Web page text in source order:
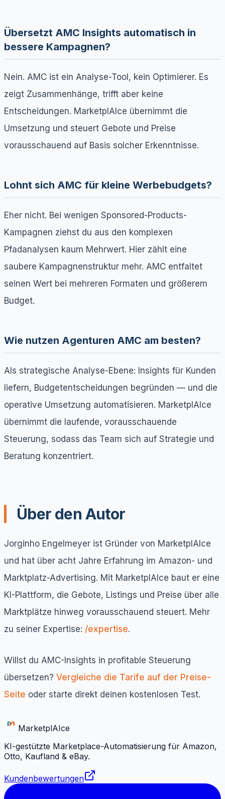
Übersetzt AMC Insights automatisch in
bessere Kampagnen?
Nein. AMC ist ein Analyse-Tool, kein Optimierer. Es
zeigt Zusammenhänge, trifft aber keine
Entscheidungen. MarketplAIce übernimmt die
Umsetzung und steuert Gebote und Preise
vorausschauend auf Basis solcher Erkenntnisse.
Lohnt sich AMC für kleine Werbebudgets?
Eher nicht. Bei wenigen Sponsored-Products-
Kampagnen ziehst du aus den komplexen
Pfadanalysen kaum Mehrwert. Hier zählt eine
saubere Kampagnenstruktur mehr. AMC entfaltet
seinen Wert bei mehreren Formaten und größerem
Budget.
Wie nutzen Agenturen AMC am besten?
Als strategische Analyse-Ebene: Insights für Kunden
liefern, Budgetentscheidungen begründen — und die
operative Umsetzung automatisieren. MarketplAIce
übernimmt die laufende, vorausschauende
Steuerung, sodass das Team sich auf Strategie und
Beratung konzentriert.
Über den Autor
Jorginho Engelmeyer ist Gründer von MarketplAIce
und hat über acht Jahre Erfahrung im Amazon- und
Marktplatz-Advertising. Mit MarketplAIce baut er eine
KI-Plattform, die Gebote, Listings und Preise über alle
Marktplätze hinweg vorausschauend steuert. Mehr
zu seiner Expertise: /expertise.
Willst du AMC-Insights in profitable Steuerung
übersetzen? Vergleiche die Tarife auf der Preise-
Seite oder starte direkt deinen kostenlosen Test.
MarketplAIce
KI-gestützte Marketplace-Automatisierung für Amazon,
Otto, Kaufland & eBay.
Kundenbewertungen